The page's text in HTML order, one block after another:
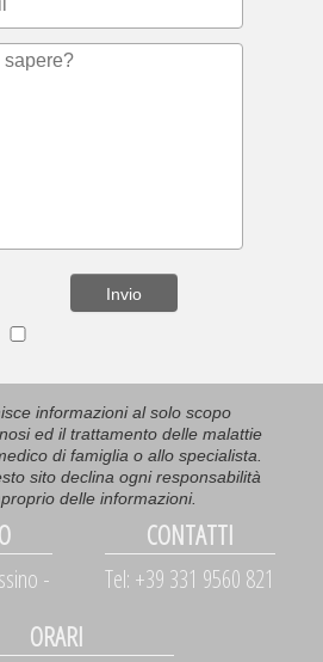
Invio
informazioni al solo scopo
ed il trattamento delle malattie
di famiglia o allo specialista.
sito declina ogni responsabilità
delle informazioni.
-
CONTATTI
Tel: +39 331 9560 821
ORARI